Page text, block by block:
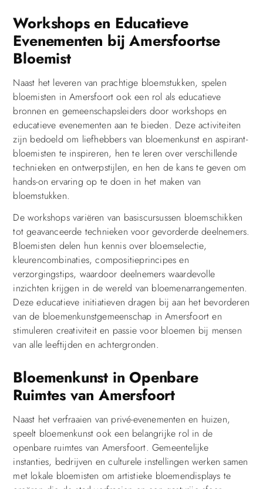
Workshops en Educatieve
Evenementen bij Amersfoortse
Bloemist
Naast het leveren van prachtige bloemstukken, spelen
bloemisten in Amersfoort ook een rol als educatieve
bronnen en gemeenschapsleiders door workshops en
educatieve evenementen aan te bieden. Deze activiteiten
zijn bedoeld om liefhebbers van bloemenkunst en aspirant-
bloemisten te inspireren, hen te leren over verschillende
technieken en ontwerpstijlen, en hen de kans te geven om
hands-on ervaring op te doen in het maken van
bloemstukken.
De workshops variëren van basiscursussen bloemschikken
tot geavanceerde technieken voor gevorderde deelnemers.
Bloemisten delen hun kennis over bloemselectie,
kleurencombinaties, compositieprincipes en
verzorgingstips, waardoor deelnemers waardevolle
inzichten krijgen in de wereld van bloemenarrangementen.
Deze educatieve initiatieven dragen bij aan het bevorderen
van de bloemenkunstgemeenschap in Amersfoort en
stimuleren creativiteit en passie voor bloemen bij mensen
van alle leeftijden en achtergronden.
Bloemenkunst in Openbare
Ruimtes van Amersfoort
Naast het verfraaien van privé-evenementen en huizen,
speelt bloemenkunst ook een belangrijke rol in de
openbare ruimtes van Amersfoort. Gemeentelijke
instanties, bedrijven en culturele instellingen werken samen
met lokale bloemisten om artistieke bloemendisplays te